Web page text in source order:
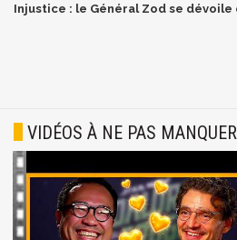
Injustice : le Général Zod se dévoile
VIDÉOS À NE PAS MANQUER